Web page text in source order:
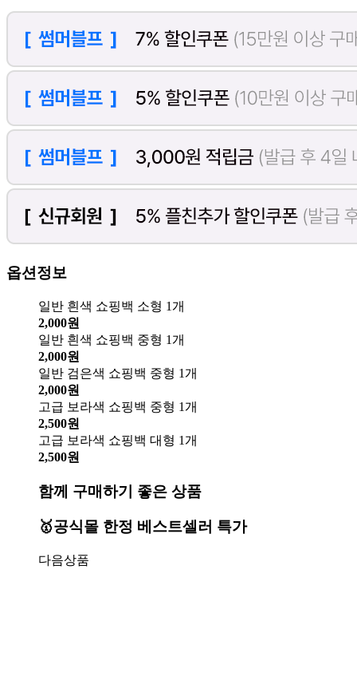
옵션정보
일반 흰색 쇼핑백 소형 1개
2,000원
일반 흰색 쇼핑백 중형 1개
2,000원
일반 검은색 쇼핑백 중형 1개
2,000원
고급 보라색 쇼핑백 중형 1개
2,500원
고급 보라색 쇼핑백 대형 1개
2,500원
함께 구매하기 좋은 상품
🥇공식몰 한정 베스트셀러 특가
다음상품